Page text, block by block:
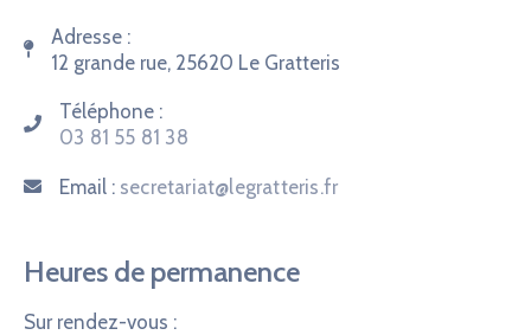
Adresse :
12 grande rue, 25620 Le Gratteris
Téléphone :
03 81 55 81 38
Email : secretariat@legratteris.fr
Heures de permanence
Sur rendez-vous :